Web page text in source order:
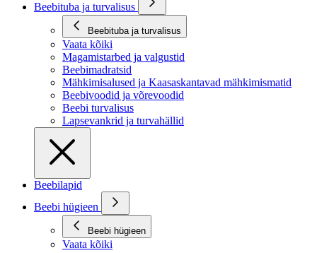
Beebituba ja turvalisus
Beebituba ja turvalisus
Vaata kõiki
Magamistarbed ja valgustid
Beebimadratsid
Mähkimisalused ja Kaasaskantavad mähkimismatid
Beebivoodid ja võrevoodid
Beebi turvalisus
Lapsevankrid ja turvahällid
Beebilapid
Beebi hügieen
Beebi hügieen
Vaata kõiki